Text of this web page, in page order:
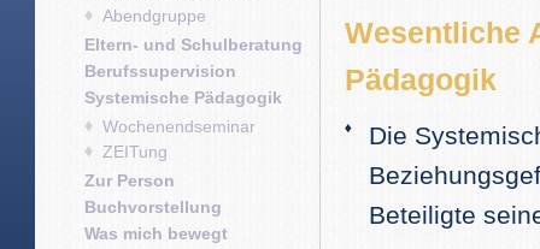
Abendgruppe
Eltern- und Schulberatung
Berufssupervision
Systemische Pädagogik
Wochenendseminar
ZEITung
Zur Person
Buchvorstellung
Was mich bewegt
Wesentliche
Pädagogik
Die
Beteiligte